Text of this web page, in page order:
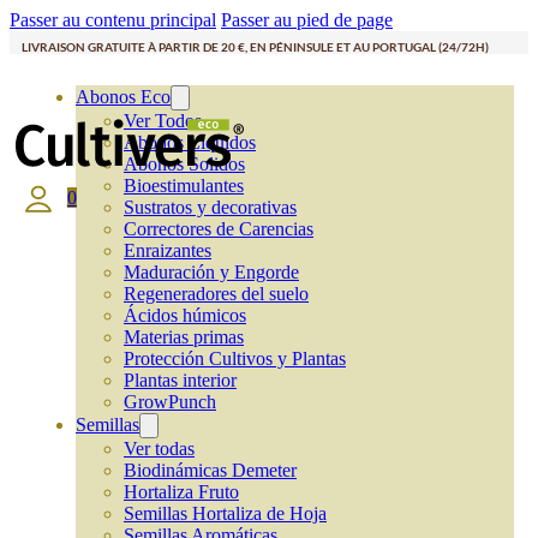
Passer au contenu principal Passer au pied de page
LIVRAISON GRATUITE À PARTIR DE 20 €, EN PÉNINSULE ET AU PORTUGAL (24/72H)
Abonos Eco
Ver Todos
Abonos Líquidos
Abonos Solidos
Bioestimulantes
Sustratos y decorativas
Correctores de Carencias
Enraizantes
Maduración y Engorde
Regeneradores del suelo
Ácidos húmicos
Materias primas
Protección Cultivos y Plantas
Plantas interior
GrowPunch
Semillas
Ver todas
Biodinámicas Demeter
Hortaliza Fruto
Semillas Hortaliza de Hoja
0